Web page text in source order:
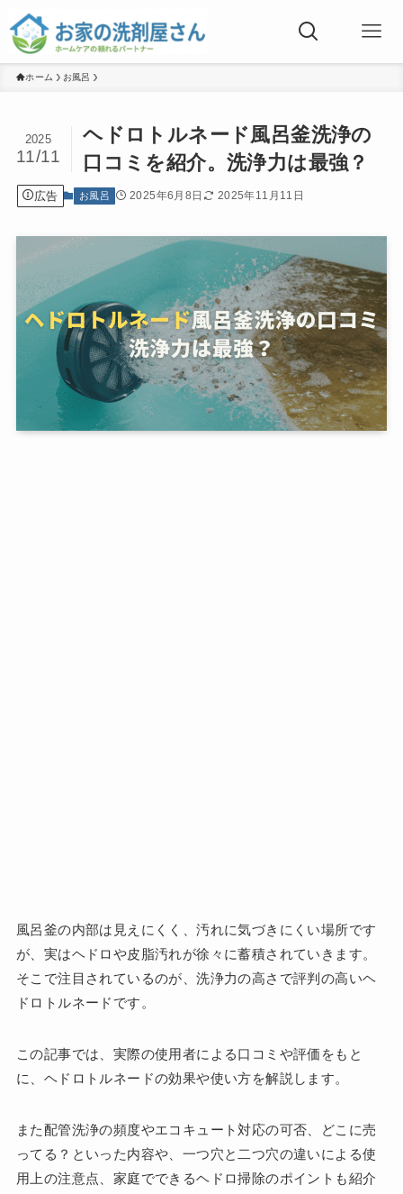
ホーム お風呂
ヘドロトルネード風呂釜洗浄の
口コミを紹介。洗浄力は最強？
2025
11/11
広告 お風呂 2025年6月8日 2025年11月11日
風呂釜の内部は見えにくく、汚れに気づきにくい場所です
が、実はヘドロや皮脂汚れが徐々に蓄積されていきます。
そこで注目されているのが、洗浄力の高さで評判の高いヘ
ドロトルネードです。
この記事では、実際の使用者による口コミや評価をもと
に、ヘドロトルネードの効果や使い方を解説します。
また配管洗浄の頻度やエコキュート対応の可否、どこに売
ってる？といった内容や、一つ穴と二つ穴の違いによる使
用上の注意点、家庭でできるヘドロ掃除のポイントも紹介